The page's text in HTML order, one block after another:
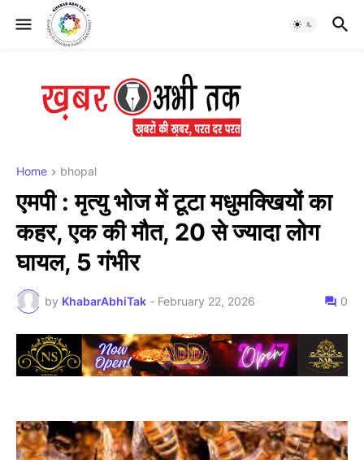
Home bhopal
एमपी : मृत्यु भोज में टूटा मधुमक्खियों का
कहर, एक की मौत, 20 से ज्यादा लोग
घायल, 5 गंभीर
by KhabarAbhiTak - February 22, 2026 0